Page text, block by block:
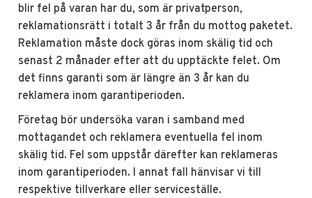
blir fel på varan har du, som är privatperson,
reklamationsrätt i totalt 3 år från du mottog paketet.
Reklamation måste dock göras inom skälig tid och
senast 2 månader efter att du upptäckte felet. Om
det finns garanti som är längre än 3 år kan du
reklamera inom garantiperioden.
Företag bör undersöka varan i samband med
mottagandet och reklamera eventuella fel inom
skälig tid. Fel som uppstår därefter kan reklameras
inom garantiperioden. I annat fall hänvisar vi till
respektive tillverkare eller serviceställe.